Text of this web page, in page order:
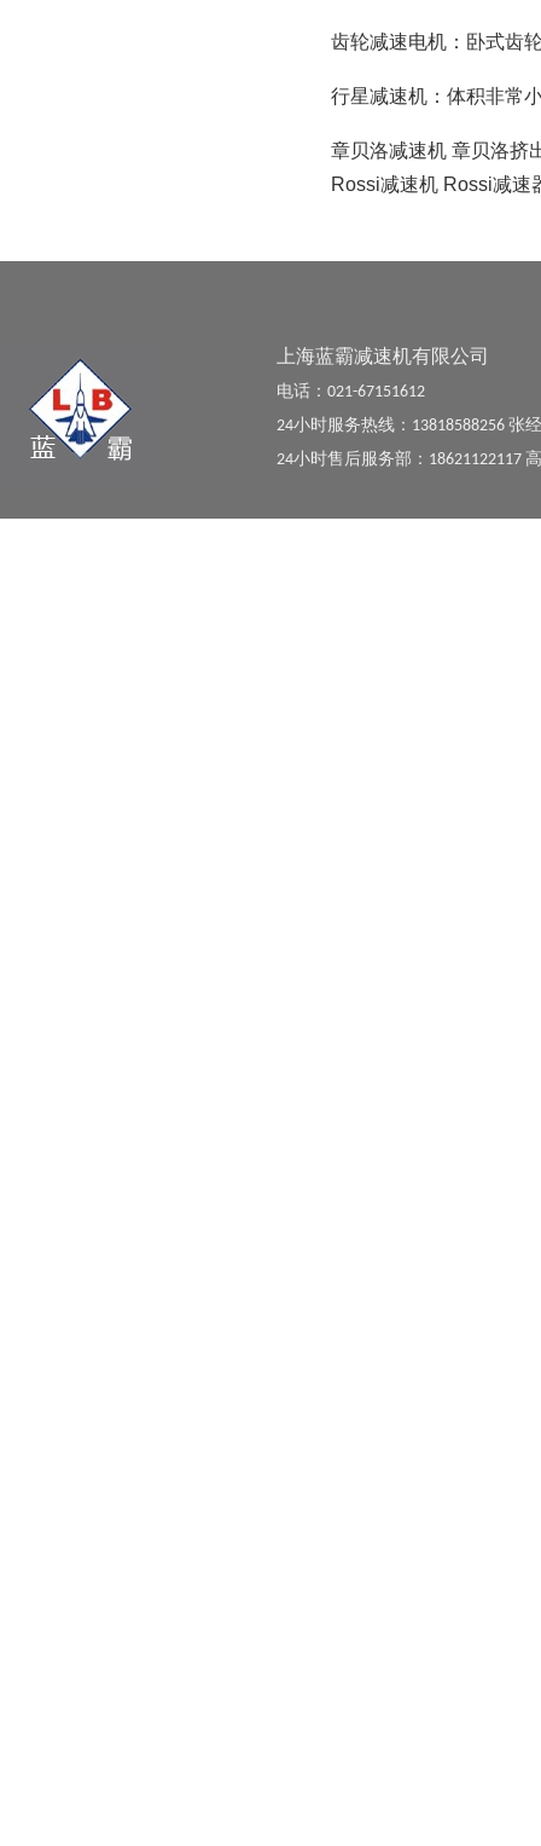
齿轮减速电机：卧式齿
行星减速机：体积非常
章贝洛减速机 章贝洛挤
Rossi减速机 Rossi减速
上海蓝霸减速机有限公司
电话：021-67151612
24小时服务热线：13818588256 张
24小时售后服务部：18621122117